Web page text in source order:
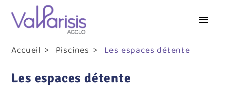
Accueil Piscines Les espaces détente
Les espaces détente